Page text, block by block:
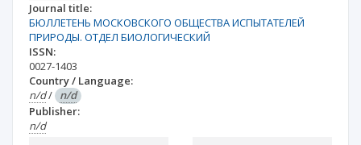
Journal title:
БЮЛЛЕТЕНЬ МОСКОВСКОГО ОБЩЕСТВА ИСПЫТАТЕЛЕЙ
ПРИРОДЫ. ОТДЕЛ БИОЛОГИЧЕСКИЙ
ISSN:
0027-1403
Country / Language:
n/d/ n/d
Publisher:
n/d